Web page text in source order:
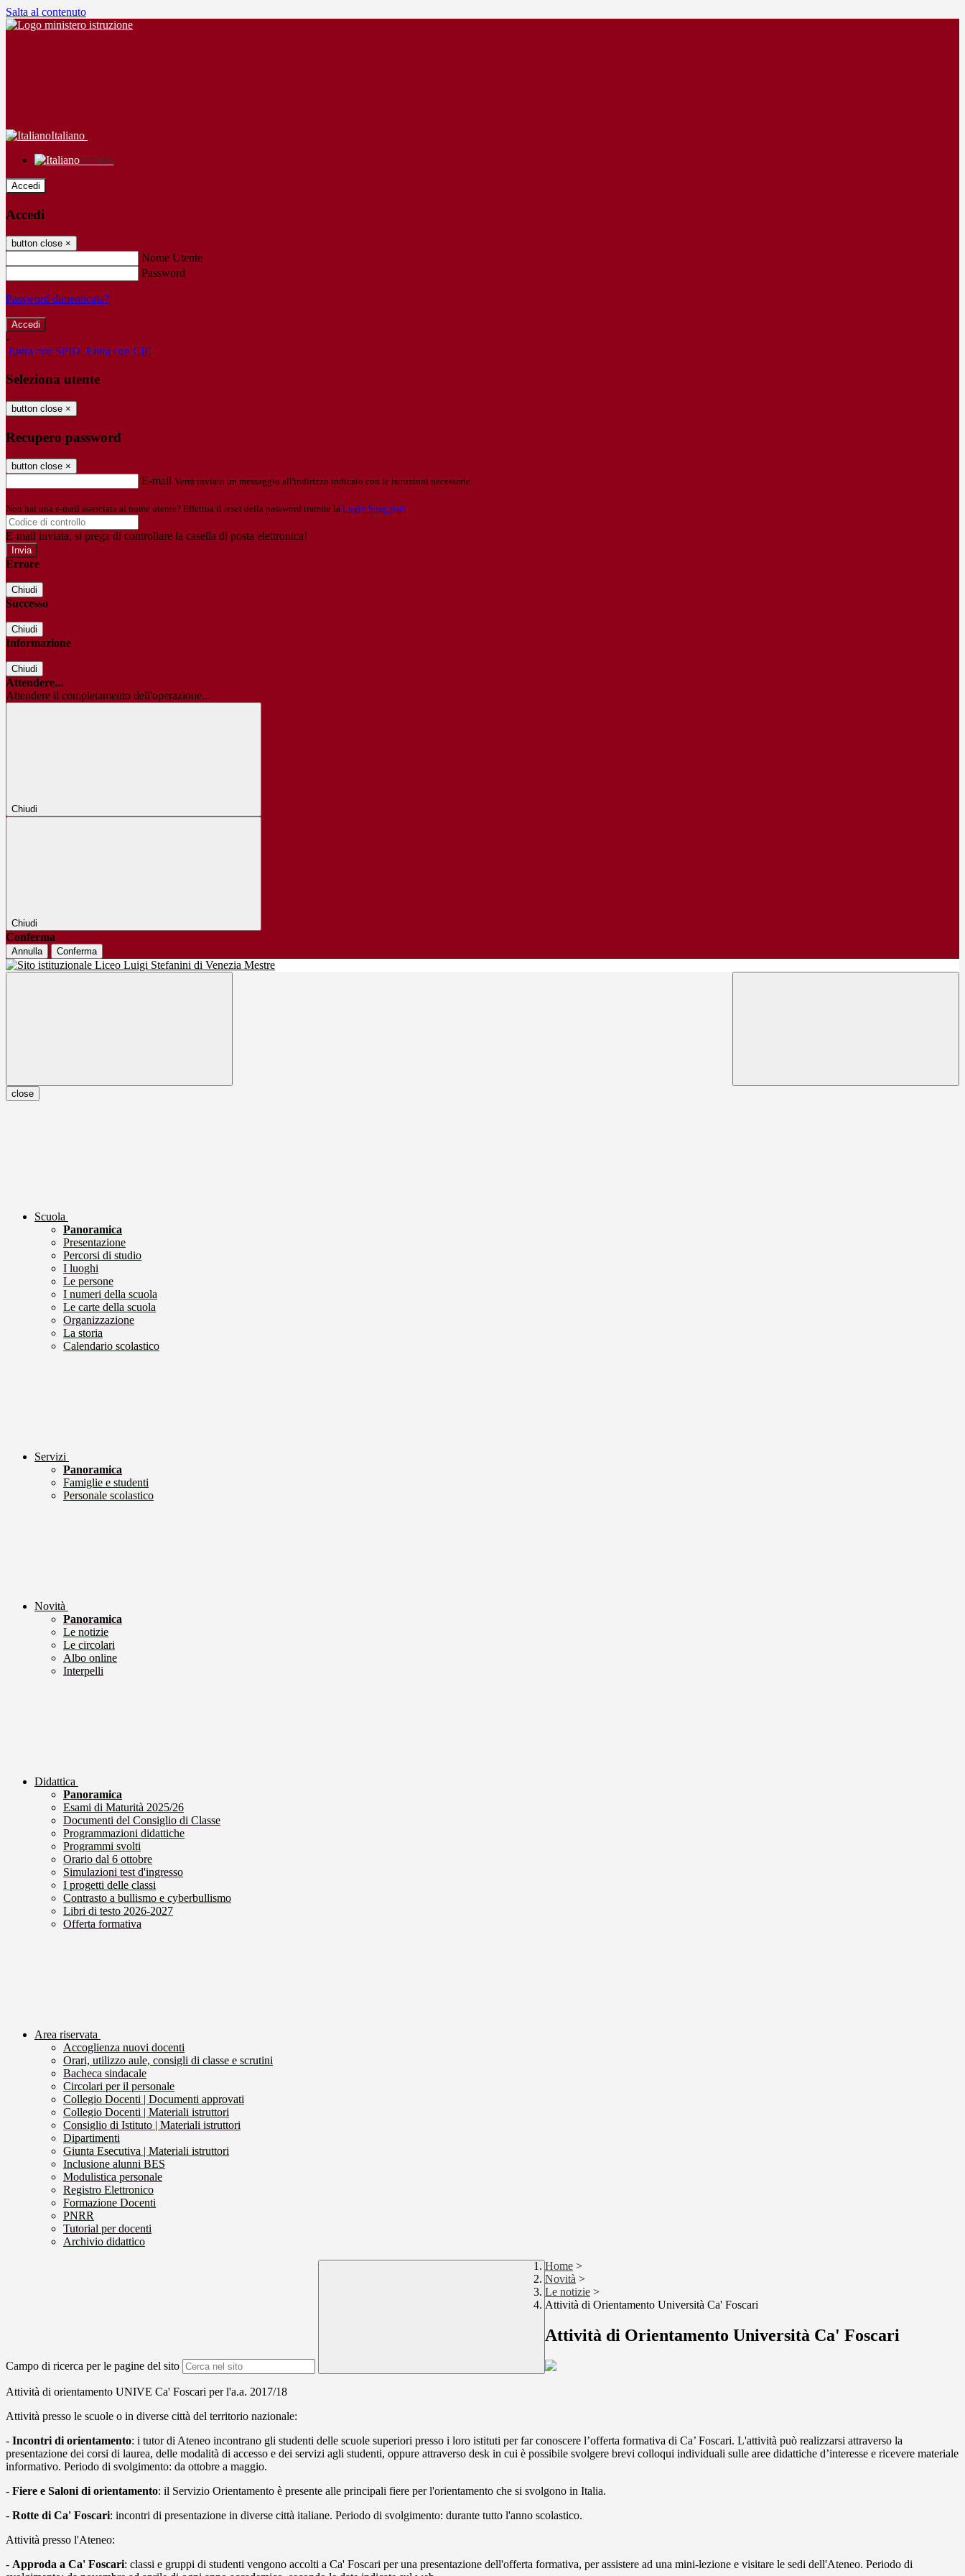
Salta al contenuto
Italiano
Italiano
Accedi
Accedi
button close ×
Nome Utente
Password
Password dimenticata?
-
Entra con SPID Entra con CIE
Seleziona utente
button close ×
Recupero password
button close ×
E-mail Verrà inviato un messaggio all'indirizzo indicato con le istruzioni necessarie.
Non hai una e-mail associata al nome utente? Effettua il reset della password tramite la Login Spaggiari
E-mail inviata, si prega di controllare la casella di posta elettronica!
Errore
Chiudi
Successo
Chiudi
Informazione
Chiudi
Attendere...
Attendere il completamento dell'operazione...
Chiudi
Chiudi
Conferma
Annulla Conferma
close
Scuola
Panoramica
Presentazione
Percorsi di studio
I luoghi
Le persone
I numeri della scuola
Le carte della scuola
Organizzazione
La storia
Calendario scolastico
Servizi
Panoramica
Famiglie e studenti
Personale scolastico
Novità
Panoramica
Le notizie
Le circolari
Albo online
Interpelli
Didattica
Panoramica
Esami di Maturità 2025/26
Documenti del Consiglio di Classe
Programmazioni didattiche
Programmi svolti
Orario dal 6 ottobre
Simulazioni test d'ingresso
I progetti delle classi
Contrasto a bullismo e cyberbullismo
Libri di testo 2026-2027
Offerta formativa
Area riservata
Accoglienza nuovi docenti
Orari, utilizzo aule, consigli di classe e scrutini
Bacheca sindacale
Circolari per il personale
Collegio Docenti | Documenti approvati
Collegio Docenti | Materiali istruttori
Consiglio di Istituto | Materiali istruttori
Dipartimenti
Giunta Esecutiva | Materiali istruttori
Inclusione alunni BES
Modulistica personale
Registro Elettronico
Formazione Docenti
PNRR
Tutorial per docenti
Archivio didattico
Campo di ricerca per le pagine del sito
Home >
Novità >
Le notizie >
Attività di Orientamento Università Ca' Foscari
Attività di Orientamento Università Ca' Foscari
Attività di orientamento UNIVE Ca' Foscari per l'a.a. 2017/18
Attività presso le scuole o in diverse città del territorio nazionale:
- Incontri di orientamento: i tutor di Ateneo incontrano gli studenti delle scuole superiori presso i loro istituti per far conoscere l’offerta formativa di Ca’ Foscari. L'attività può realizzarsi attraverso la
presentazione dei corsi di laurea, delle modalità di accesso e dei servizi agli studenti, oppure attraverso desk in cui è possibile svolgere brevi colloqui individuali sulle aree didattiche d’interesse e ricevere materiale
informativo. Periodo di svolgimento: da ottobre a maggio.
- Fiere e Saloni di orientamento: il Servizio Orientamento è presente alle principali fiere per l'orientamento che si svolgono in Italia.
- Rotte di Ca' Foscari: incontri di presentazione in diverse città italiane. Periodo di svolgimento: durante tutto l'anno scolastico.
Attività presso l'Ateneo:
- Approda a Ca' Foscari: classi e gruppi di studenti vengono accolti a Ca' Foscari per una presentazione dell'offerta formativa, per assistere ad una mini-lezione e visitare le sedi dell'Ateneo. Periodo di